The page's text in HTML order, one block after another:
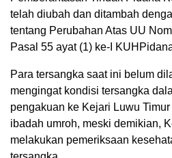
telah diubah dan ditambah
tentang Perubahan Atas UU
Pasal 55 ayat (1) ke-I
Para tersangka saat ini belum
mengingat kondisi tersangka
pengakuan ke Kejari Luwu
ibadah umroh, meski demikian,
melakukan pemeriksaan